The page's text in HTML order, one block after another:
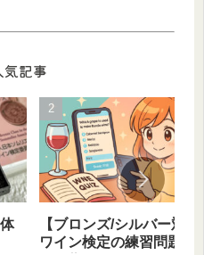
気記事
【ブロンズ/シルバー対応
ワイン検定の練習問題は